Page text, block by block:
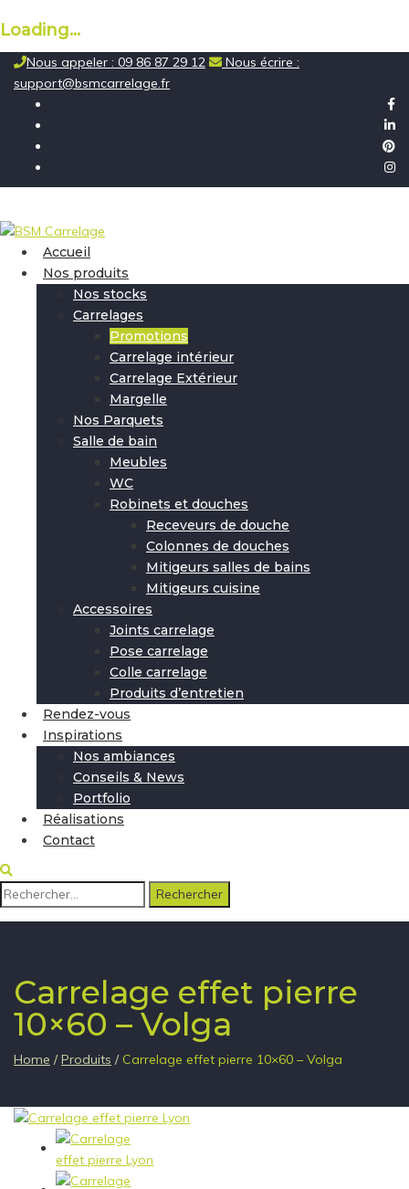
Loading...
Skip
content
Nous appeler : 09 86 87 29 12
Nous écrire :
support@bsmcarrelage.fr
Accueil
Nos produits
Nos stocks
Carrelages
Promotions
Carrelage intérieur
Carrelage Extérieur
Margelle
Nos Parquets
Salle de bain
Meubles
WC
Robinets et douches
Receveurs de douche
Colonnes de douches
Mitigeurs salles de bains
Mitigeurs cuisine
Accessoires
Joints carrelage
Pose carrelage
Colle carrelage
Produits d’entretien
Rendez-vous
Inspirations
Nos ambiances
Conseils & News
Portfolio
Réalisations
Contact
Rechercher :
Carrelage effet pierre
10×60 – Volga
Home / Produits / Carrelage effet pierre 10×60 – Volga